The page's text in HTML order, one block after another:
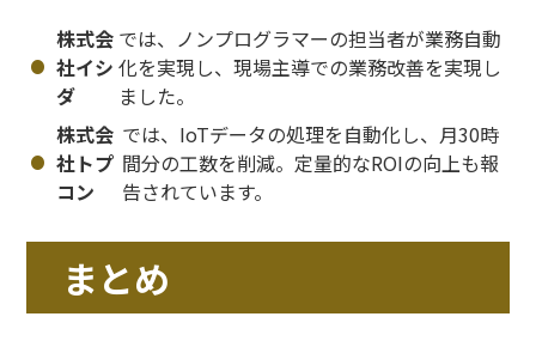
株式会
社イシ
ダ
では、ノンプログラマーの担当者が業務自動
化を実現し、現場主導での業務改善を実現し
ました。
株式会
社トプ
コン
では、IoTデータの処理を自動化し、月30時
間分の工数を削減。定量的なROIの向上も報
告されています。
まとめ